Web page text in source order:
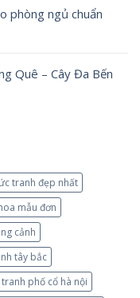
phòng ngủ chuẩn
Quê – Cây Đa Bến
tranh đẹp nhất
mẫu đơn
cảnh
tây bắc
tranh phố cổ hà nội